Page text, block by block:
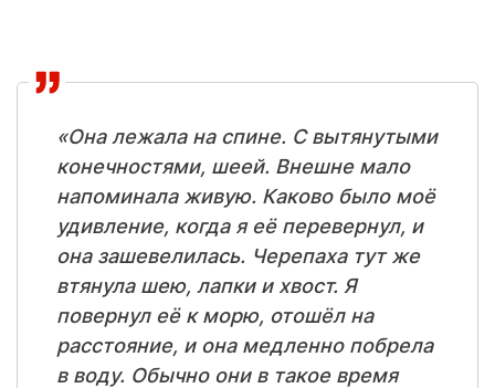
«Она лежала на спине. С вытянутыми
конечностями, шеей. Внешне мало
напоминала живую. Каково было моё
удивление, когда я её перевернул, и
она зашевелилась. Черепаха тут же
втянула шею, лапки и хвост. Я
повернул её к морю, отошёл на
расстояние, и она медленно побрела
в воду. Обычно они в такое время